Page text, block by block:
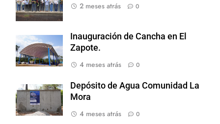
2 meses atrás
0
Inauguración de Cancha en El
Zapote.
4 meses atrás
0
Depósito de Agua Comunidad La
Mora
4 meses atrás
0